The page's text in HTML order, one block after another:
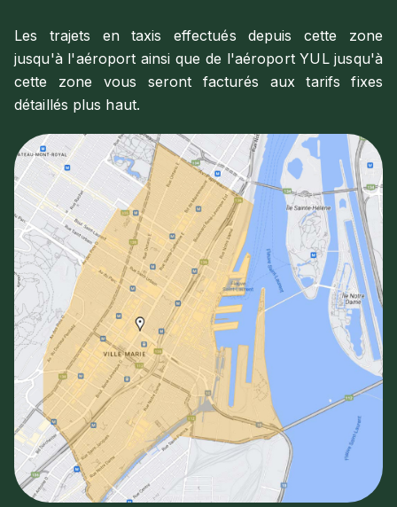
Les trajets en taxis effectués depuis cette zone
jusqu'à l'aéroport ainsi que de l'aéroport YUL jusqu'à
cette zone vous seront facturés aux tarifs fixes
détaillés plus haut.